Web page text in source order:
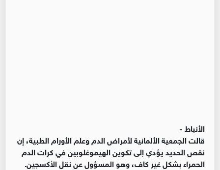
الأنباط -
قالت الجمعية الألمانية لأمراض الدم وعلم الأورام الطبية، إن
نقص الحديد يؤدي إلى تكوين الهيموغلوبين في كرات الدم
الحمراء بشكل غير كاف، وهو المسؤول عن نقل الأكسجين.